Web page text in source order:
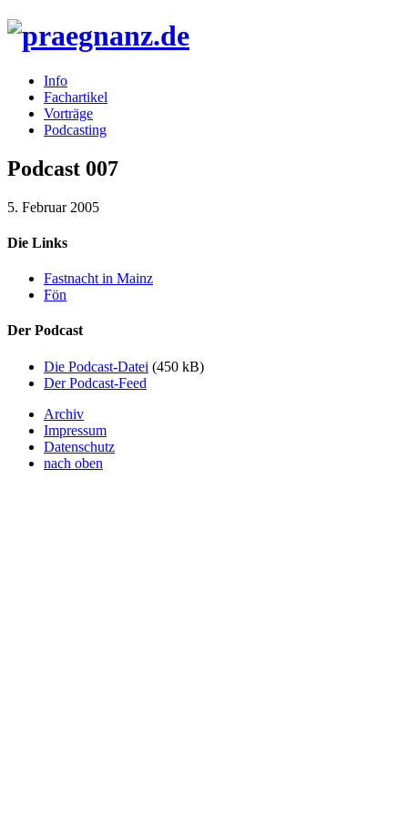
Info
Fachartikel
Vorträge
Podcasting
Podcast 007
5. Februar 2005
Die Links
Fastnacht in Mainz
Fön
Der Podcast
Die Podcast-Datei (450 kB)
Der Podcast-Feed
Archiv
Impressum
Datenschutz
nach oben